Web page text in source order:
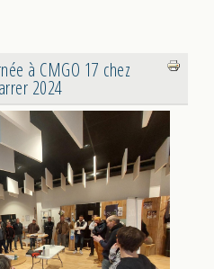
à CMGO 17 chez
2024